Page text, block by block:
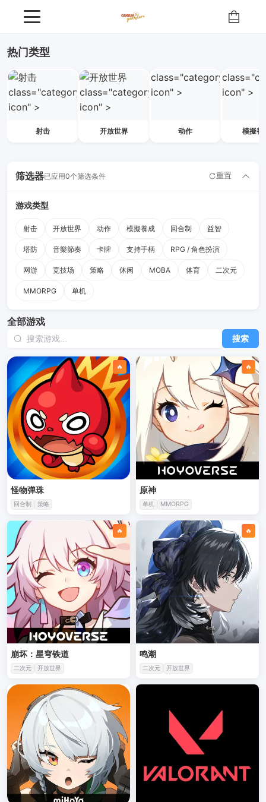
所有遊戲｜GUGUA
热门类型
class="category-
icon" >
射击
class="category-
icon" >
开放世界
class="category-
icon" >
动作
icon" >
模擬養
全部游戏
搜索
🔥
怪物弹珠
回合制 策略
🔥
原神
单机 MMORPG
🔥
崩坏：星穹铁道
二次元 开放世界
🔥
鸣潮
二次元 开放世界
筛选器已应用0个筛选条件 重置
游戏类型
射击 开放世界 动作 模擬養成 回合制 益智
塔防 音樂節奏 卡牌 支持手柄 RPG / 角色扮演
网游 竞技场 策略 休闲 MOBA 体育 二次元
MMORPG 单机